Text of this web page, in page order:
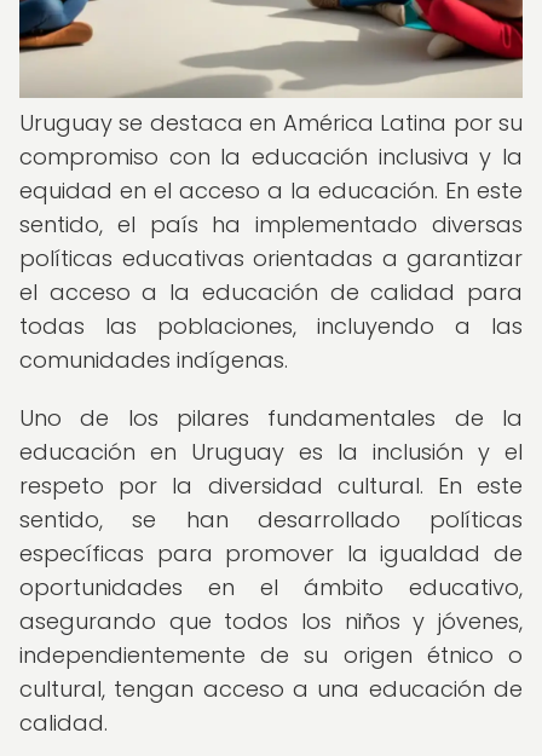
Uruguay se destaca en América Latina por su
compromiso con la educación inclusiva y la
equidad en el acceso a la educación. En este
sentido, el país ha implementado diversas
políticas educativas orientadas a garantizar
el acceso a la educación de calidad para
todas las poblaciones, incluyendo a las
comunidades indígenas.
Uno de los pilares fundamentales de la
educación en Uruguay es la inclusión y el
respeto por la diversidad cultural. En este
sentido, se han desarrollado políticas
específicas para promover la igualdad de
oportunidades en el ámbito educativo,
asegurando que todos los niños y jóvenes,
independientemente de su origen étnico o
cultural, tengan acceso a una educación de
calidad.